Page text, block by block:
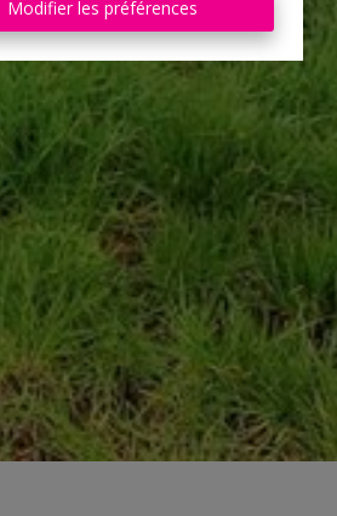
Modifier les préférences